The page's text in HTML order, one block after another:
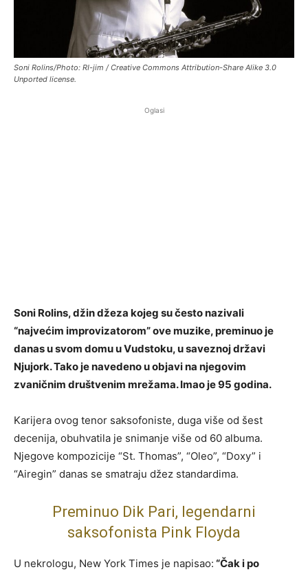
Soni Rolins/Photo: RI-jim / Creative Commons Attribution-Share Alike 3.0
Unported license.
Oglasi
Soni Rolins, džin džeza kojeg su često nazivali
“najvećim improvizatorom” ove muzike, preminuo je
danas u svom domu u Vudstoku, u saveznoj državi
Njujork. Tako je navedeno u objavi na njegovim
zvaničnim društvenim mrežama. Imao je 95 godina.
Karijera ovog tenor saksofoniste, duga više od šest
decenija, obuhvatila je snimanje više od 60 albuma.
Njegove kompozicije “St. Thomas”, “Oleo”, “Doxy” i
“Airegin” danas se smatraju džez standardima.
Preminuo Dik Pari, legendarni
saksofonista Pink Floyda
U nekrologu, New York Times je napisao: “Čak i po